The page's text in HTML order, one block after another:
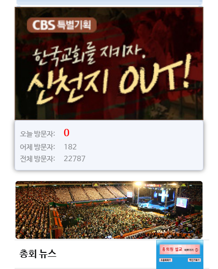
오늘 방문자: 0
어제 방문자: 182
전체 방문자: 22787
총회 뉴스